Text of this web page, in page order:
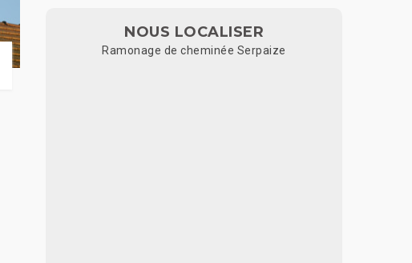
NOUS LOCALISER
Ramonage de cheminée Serpaize